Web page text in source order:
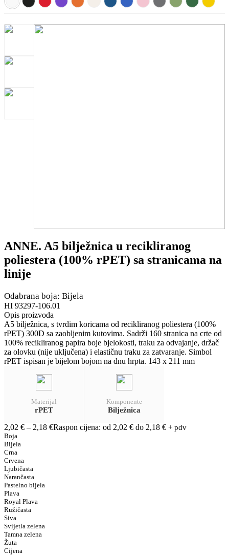
ANNE. A5 bilježnica u recikliranog
poliestera (100% rPET) sa stranicama na
linije
Odabrana boja: Bijela
HI 93297-106.01
Opis proizvoda
A5 bilježnica, s tvrdim koricama od recikliranog poliestera (100%
rPET) 300D sa zaobljenim kutovima. Sadrži 160 stranica na crte od
100% recikliranog papira boje bjelokosti, traku za odvajanje, držač
za olovku (nije uključena) i elastičnu traku za zatvaranje. Simbol
rPET ispisan je bijelom bojom na dnu hrpta. 143 x 211 mm
Materijal
rPET
Komponente
Bilježnica
2,02 € – 2,18 €Raspon cijena: od 2,02 € do 2,18 € + pdv
Boja
Bijela
Crna
Crvena
Ljubičasta
Narančasta
Pastelno bijela
Plava
Royal Plava
Ružičasta
Siva
Svijetla zelena
Tamna zelena
Žuta
Cijena